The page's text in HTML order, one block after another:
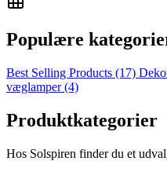
Populære
Best Selling Products (17)
væglamper(4)
Produktkategorier
Hos Solspiren finder du et